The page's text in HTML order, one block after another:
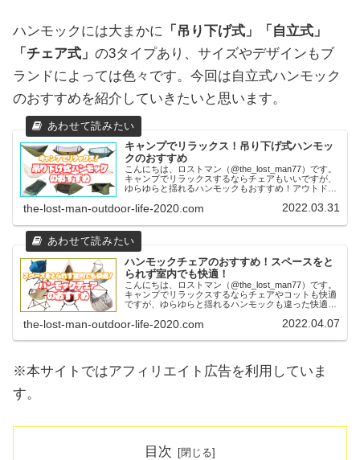
ハンモックには大まかに
「吊り下げ式」「自立式」
「チェア式」 の3タイプあり、サイズやデザインもブ
ランドによっては色々です。今回は自立式ハンモック
のおすすめを紹介していきたいと思います。
キャンプでリラックス！吊り下げ式ハンモッ
クのおすすめ
こんにちは、ロストマン（@the_lost_man77）です。
キャンプでリラックスするならチェアもいいですが、
ゆらゆらと揺れるハンモックもおすすめ！アウトドア
時間を満喫するのにぴったりのアイテ...
the-lost-man-outdoor-life-2020.com 2022.03.31
ハンモックチェアのおすすめ！スペースをと
られず室内でも快適！
こんにちは、ロストマン（@the_lost_man77）です。
キャンプでリラックスするならチェアやコットも快適
ですが、ゆらゆらと揺れるハンモックも違った快適性
のできるハンモックは、極限までリラ...
the-lost-man-outdoor-life-2020.com 2022.04.07
※本サイトではアフィリエイト広告を利用していま
す。
目次